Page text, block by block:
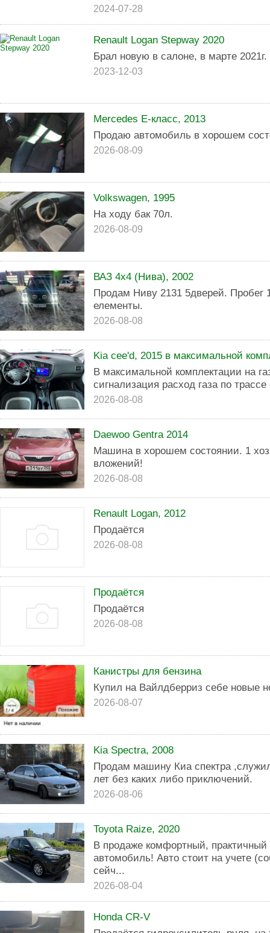
2024-07-28
Renault Logan Stepway 2020
Брал новую в салоне, в марте 2021г.
2023-12-03
Mercedes E-класс, 2013
Продаю автомобиль в хорошем
2026-08-09
Volkswagen, 1995
На ходу бак 70л.
2026-08-09
ВАЗ 4x4 (Нива), 2002
Продам Ниву 2131 5дверей. Пробег
елементы.
2026-08-08
Kia cee'd, 2015 в максимальной
В максимальной комплектации на
сигнализация расход газа по
2026-08-08
Daewoo Gentra 2014
Машина в хорошем состоянии. 1
вложений!
2026-08-08
Renault Logan, 2012
Продаётся
2026-08-08
Продаётся
Продаётся
2026-08-08
Канистры для бензина
Купил на Вайлдберриз себе новые
2026-08-07
Kia Spectra, 2008
Продам машину Киа спектра
лет без каких либо приключений.
2026-08-06
Toyota Raize, 2020
В продаже комфортный,
автомобиль! Авто стоит на учете
сейч...
2026-08-04
Honda CR-V